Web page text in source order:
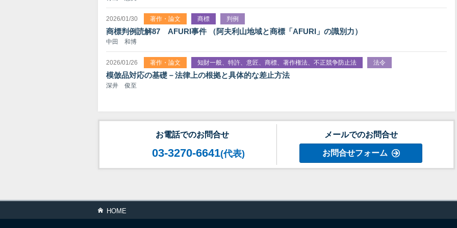
2026/01/30 著作・論文 商標 判例
商標判例読解87 AFURI事件 （阿夫利山地域と商標「AFURI」の識別力）
中田 和博
2026/01/26 著作・論文 知財一般、特許、意匠、商標、著作権法、不正競争防止法 法令
模倣品対応の基礎－法律上の根拠と具体的な差止方法
深井 俊至
お電話でのお問合せ
03-3270-6641(代表)
メールでのお問合せ
お問合せフォーム
HOME